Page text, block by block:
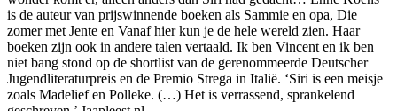
is de auteur van prijswinnende boeken als Sammie en opa, Die
zomer met Jente en Vanaf hier kun je de hele wereld zien. Haar
boeken zijn ook in andere talen vertaald. Ik ben Vincent en ik ben
niet bang stond op de shortlist van de gerenommeerde Deutscher
Jugendliteraturpreis en de Premio Strega in Italië. ‘Siri is een meisje
zoals Madelief en Polleke. (…) Het is verrassend, sprankelend